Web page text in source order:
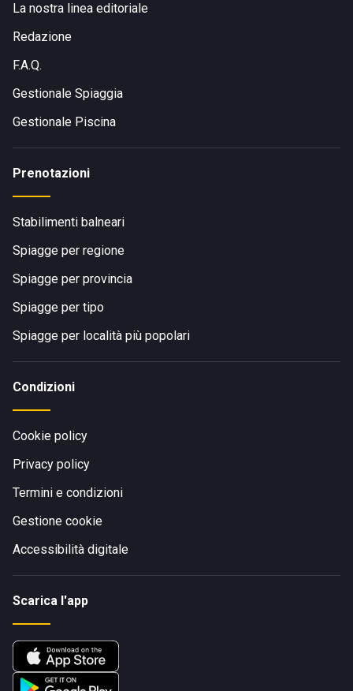
La nostra linea editoriale
Redazione
F.A.Q.
Gestionale Spiaggia
Gestionale Piscina
Prenotazioni
Stabilimenti balneari
Spiagge per regione
Spiagge per provincia
Spiagge per tipo
Spiagge per località più popolari
Condizioni
Cookie policy
Privacy policy
Termini e condizioni
Gestione cookie
Accessibilità digitale
Scarica l'app